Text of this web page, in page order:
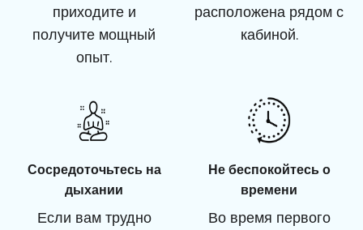
приходите и
получите мощный
опыт.
расположена рядом с
кабиной.
Сосредоточьтесь на
дыхании
Если вам трудно
Не беспокойтесь о
времени
Во время первого